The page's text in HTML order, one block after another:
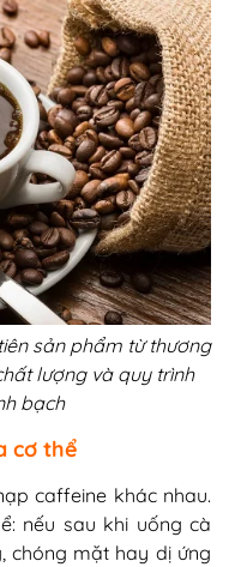
sản phẩm từ thương
lượng và quy trình
bạch
cơ thể
caffeine khác nhau.
nếu sau khi uống cà
chóng mặt hay dị ứng